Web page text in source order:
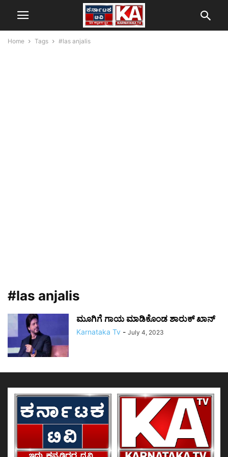
Home Tags #las anjalis
#las anjalis
ಮೂಗಿಗೆ ಗಾಯ ಮಾಡಿಕೊಂಡ ಶಾರುಕ್ ಖಾನ್
Karnataka Tv - July 4, 2023